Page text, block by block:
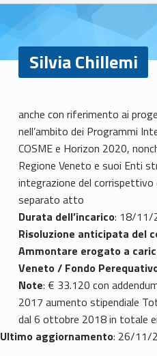
Silvia Chillemi
S
i
l
v
i
a
C
h
i
anche con riferimento ai
nell’ambito dei Programmi
COSME e Horizon 2020,
Regione Veneto e suoi Enti
integrazione del corrispettivo
separato atto
Durata dell’incarico: 18/11/
Risoluzione anticipata del
Ammontare erogato a
Veneto / Fondo
Note: € 33.120 con
2017 aumento stipendiale
dal 6 ottobre 2018 in totale
Ultimo aggiornamento: 26/11/